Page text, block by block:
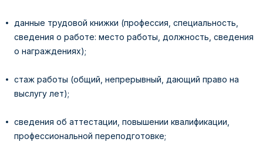
данные трудовой книжки (профессия, специальность,
сведения о работе: место работы, должность, сведения
о награждениях);
стаж работы (общий, непрерывный, дающий право на
выслугу лет);
сведения об аттестации, повышении квалификации,
профессиональной переподготовке;